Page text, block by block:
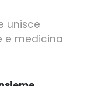
unisce
e medicina